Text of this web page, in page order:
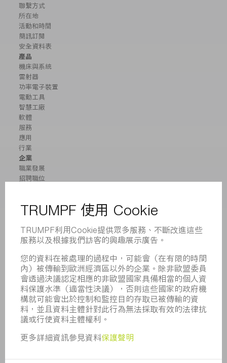
聯繫方式
所在地
活動和時間
簡訊訂閱
安全資料表
產品
機床與系統
雷射器
功率電子裝置
電動工具
智慧工廠
軟體
服務
應用
行業
企業
職業發展
招聘職位
業務報告
合規
舉報系統
新聞稿
雜誌
可持續性
環境和氣候
社會和公共事務
企業管理